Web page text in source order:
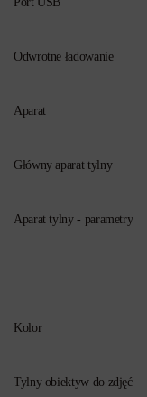
Odwrotne ładowanie
Aparat
Główny aparat tylny
Aparat tylny - parametry
Kolor
Tylny obiektyw do zdjęć